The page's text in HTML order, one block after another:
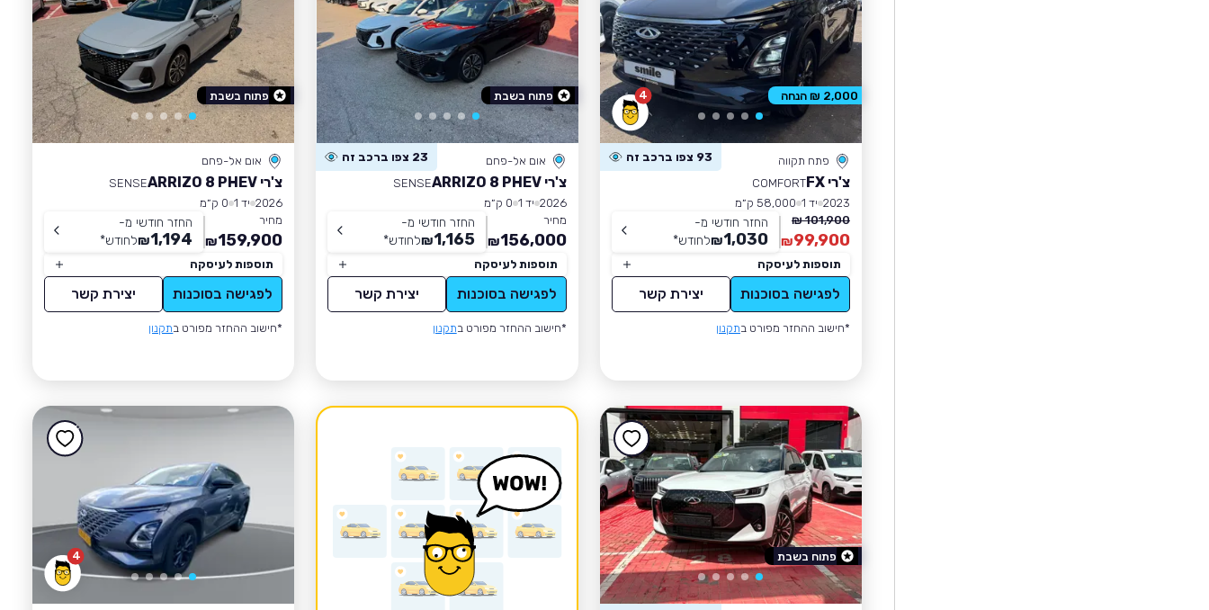
4
פתח תקווה 93 צפו ברכב זה
צ'רי FX
COMFORT
2023 יד 1
58,000 ק״מ
101,900 ₪
99,900
₪
החזר חודשי מ-
1,030
₪לחודש*
תוספות לעיסקה
לפגישה בסוכנות יצירת קשר
*חישוב ההחזר מפורט בתקנון
2,000 ₪ הנחה
אום אל-פחם 23 צפו ברכב זה
צ'רי ARRIZO 8 PHEV
SENSE
2026 יד 1
0 ק״מ
מחיר
156,000
₪
החזר חודשי מ-
1,165
₪לחודש*
תוספות לעיסקה
לפגישה בסוכנות יצירת קשר
*חישוב ההחזר מפורט בתקנון
פתוח בשבת
אום אל-פחם
צ'רי ARRIZO 8 PHEV
SENSE
2026 יד 1
0 ק״מ
מחיר
159,900
₪
החזר חודשי מ-
1,194
₪לחודש*
תוספות לעיסקה
לפגישה בסוכנות יצירת קשר
*חישוב ההחזר מפורט בתקנון
פתוח בשבת
פתוח בשבת 4